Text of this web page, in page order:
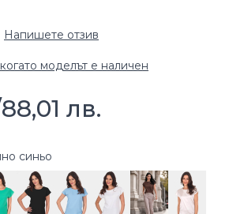
Напишете отзив
моделът е наличен
88,01 лв.
синьо